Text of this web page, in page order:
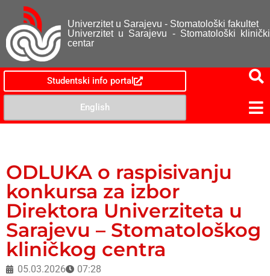
Univerzitet u Sarajevu - Stomatološki fakultet
Univerzitet u Sarajevu - Stomatološki klinički
centar
Studentski info portal
English
ODLUKA o raspisivanju
konkursa za izbor
Direktora Univerziteta u
Sarajevu – Stomatološkog
kliničkog centra
05.03.2026
07:28